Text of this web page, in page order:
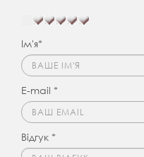
Ім'я*
E-mail *
Відгук *